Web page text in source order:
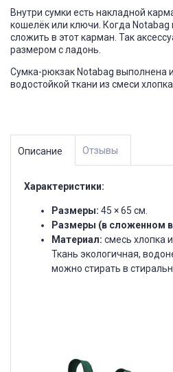
Внутри сумки есть накладной
кошелёк или ключи. Когда Notabag
сложить в этот карман. Так
размером с ладонь.
Сумка-рюкзак Notabag выполнена
водостойкой ткани из смеси
Описание Отзывы
Характеристики:
Размеры: 45 × 65 см.
Размеры (в сложенном
Материал: смесь хлопка
Ткань экологичная,
можно стирать в